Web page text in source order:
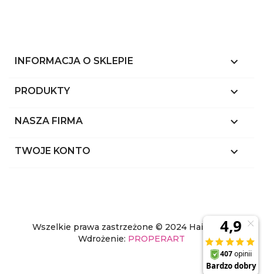
INFORMACJA O SKLEPIE keyboard_arrow_down
PRODUKTY 
NASZA FIRMA 
TWOJE KONTO 
Wszelkie prawa zastrzeżone © 2024 Hairstyl.pl
Wdrożenie: PROPERART